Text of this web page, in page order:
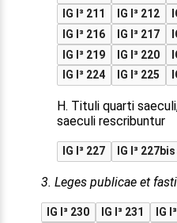
IG I³ 211
IG I³ 212
IG I³ 216
IG I³ 217
IG I³ 219
IG I³ 220
IG I³ 224
IG I³ 225
H. Tituli quarti
saeculi rescribuntur
IG I³ 227 IG I³ 227bis
3. Leges publicae et
IG I³ 230 IG I³ 231 IG